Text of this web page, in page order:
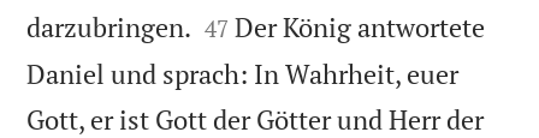
darzubringen. 

47 Der König antwortete
Daniel und sprach: In Wahrheit, euer
Gott, er ist Gott der Götter und Herr der